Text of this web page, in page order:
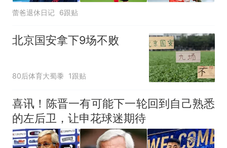
蕾爸退休日记 6跟贴
北京国安拿下9场不败
80后体育大蜀黍 1跟贴
喜讯！陈晋一有可能下一轮回到自己熟悉
的左后卫，让申花球迷期待